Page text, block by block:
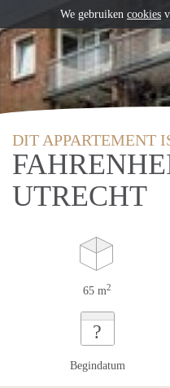
DIT APPARTEMENT
UTRECHT
65 m2
?
Begindatum
We gebruiken cookies